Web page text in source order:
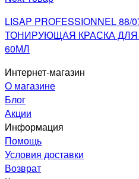
LISAP PROFESSIONNEL 88/
ТОНИРУЮЩАЯ КРАСКА
60МЛ
Интернет-магазин
О магазине
Блог
Акции
Информация
Помощь
Условия доставки
Возврат